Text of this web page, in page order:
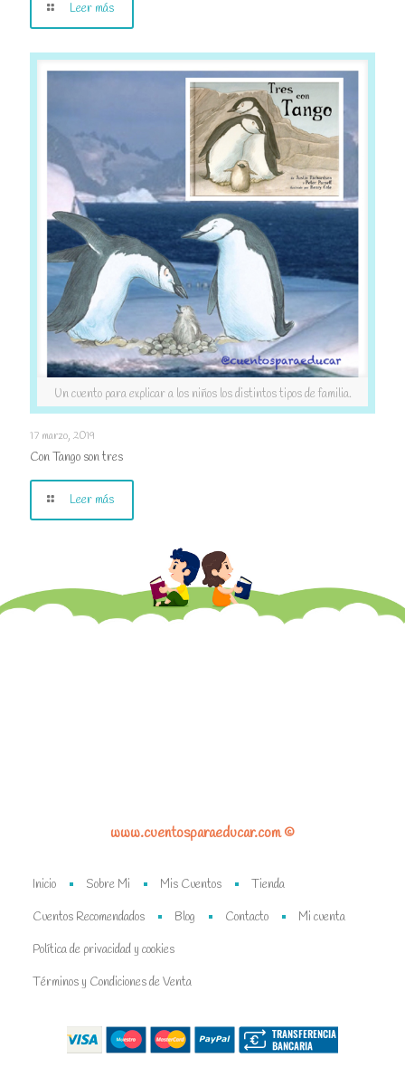
Leer más
Con Tango son tres
Un cuento para explicar a los niños los distintos tipos de familia.
17 marzo, 2019
Con Tango son tres
Leer más
www.cuentosparaeducar.com ©
Inicio Sobre Mi Mis Cuentos Tienda
Cuentos Recomendados Blog Contacto Mi cuenta
Política de privacidad y cookies
Términos y Condiciones de Venta